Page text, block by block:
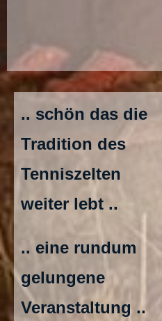
.. schön das die
Tradition des
Tenniszelten
weiter lebt ..
.. eine rundum
gelungene
Veranstaltung ..